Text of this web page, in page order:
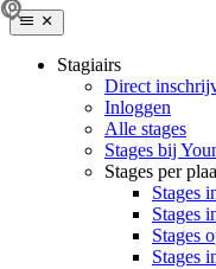
Stagiairs
Direct
Inloggen
Alle stages
Stages bij
Stages per
Stages
Stages
Stages
Stages